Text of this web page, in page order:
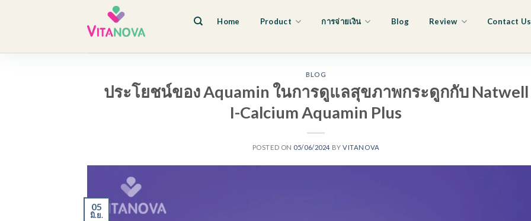
Home Product การจ่ายเงิน Blog Review Contact Us
BLOG
ประโยชน์ของ Aquamin ในการดูแลสุขภาพกระดูกกับ Natwell
I-Calcium Aquamin Plus
POSTED ON 05/06/2024 BYVITANOVA
05
มิ.ย.